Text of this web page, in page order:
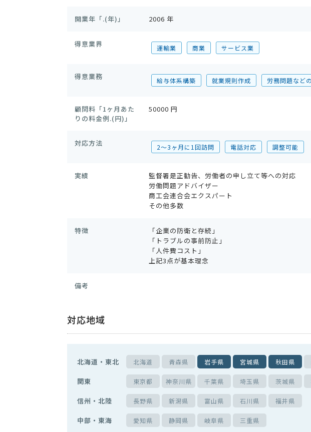
開業年「.(年)」 2006 年
得意業界 運輸業 商業 サービス業
得意業務 給与体系構築 就業規則作成 労務問題など
顧問料「1ヶ月あた
りの料金例.(円)」
50000 円
対応方法 2〜3ヶ月に1回訪問 電話対応 調整可能
実績
監督署是正勧告、労働者の申し立て等への対応
労働問題アドバイザー
商工会連合会エクスパート
その他多数
特徴
「企業の防衛と存続」
「トラブルの事前防止」
「人件費コスト」
上記3点が基本理念
備考
対応地域
北海道・東北 北海道 青森県 岩手県 宮城県 秋田県
関東 東京都 神奈川県 千葉県 埼玉県 茨城県
信州・北陸 長野県 新潟県 富山県 石川県 福井県
中部・東海 愛知県 静岡県 岐阜県 三重県